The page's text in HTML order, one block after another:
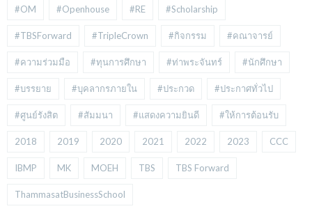
#OM #Openhouse #RE #Scholarship
#TBSForward #TripleCrown #กิจกรรม #คณาจารย์
#ความร่วมมือ #ทุนการศึกษา #ท่าพระจันทร์ #นักศึกษา
#บรรยาย #บุคลากรภายใน #ประกวด #ประกาศทั่วไป
#ศูนย์รังสิต #สัมมนา #แสดงความยินดี #ให้การต้อนรับ
2018 2019 2020 2021 2022 2023 CCC
IBMP MK MOEH TBS TBS Forward
ThammasatBusinessSchool